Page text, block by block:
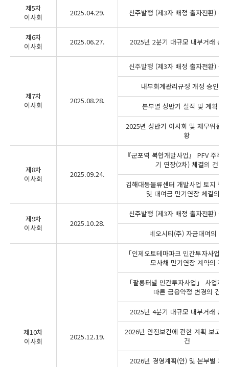
제5차
이사회
2025.04.29. 신주발행 (제3자 배정 출자전환) 승
제6차
이사회
2025.06.27. 2025년 2분기 대규모 내부거래 승
제7차
이사회
2025.08.28.
신주발행 (제3자 배정 출자전환) 승
내부회계관리규정 개정 승인의
본부별 상반기 실적 및 계획 보
2025년 상반기 이사회 및 재무위원
황
제8차
이사회
2025.09.24.
『군포역 복합개발사업』 PFV 주주
기 연장(2차) 체결의 건
김해대동물류센터 개발사업 토지 중
및 대여금 만기연장 체결의 건
제9차
이사회
2025.10.28.
신주발행 (제3자 배정 출자전환) 승
네오시티(주) 자금대여의 건
제10차
이사회
2025.12.19.
「인제오토테마파크 민간투자사업
모사채 만기연장 계약의 건
「팔룡터널 민간투자사업」 사업재
따른 금융약정 변경의 건
2025년 4분기 대규모 내부거래 승
2026년 안전보건에 관한 계획 보고
건
2026년 경영계획(안) 및 본부별 계